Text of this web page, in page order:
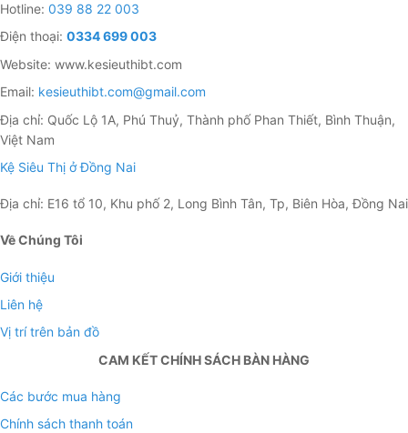
liên hệ tư vấn chi tiết
Hotline: 039 88 22 003
Điện thoại: 0334 699 003
Website: www.kesieuthibt.com
Email: kesieuthibt.com@gmail.com
Địa chỉ: Quốc Lộ 1A, Phú Thuỷ, Thành phố Phan Thiết, Bình Thuận,
Việt Nam
Kệ Siêu Thị ở Đồng Nai
Địa chỉ: E16 tổ 10, Khu phố 2, Long Bình Tân, Tp, Biên Hòa, Đồng Nai
Về Chúng Tôi
Giới thiệu
Liên hệ
Vị trí trên bản đồ
CAM KẾT CHÍNH SÁCH BÀN HÀNG
Các bước mua hàng
Chính sách thanh toán